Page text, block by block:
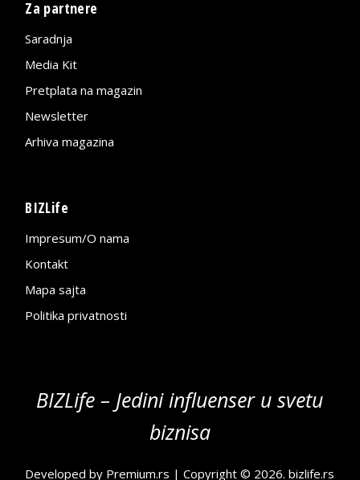
Za partnere
Saradnja
Media Kit
Pretplata na magazin
Newsletter
Arhiva magazina
BIZLife
Impresum/O nama
Kontakt
Mapa sajta
Politika privatnosti
BIZLife – Jedini influenser u svetu
biznisa
Developed by Premium.rs | Copyright © 2026.bizlife.rs